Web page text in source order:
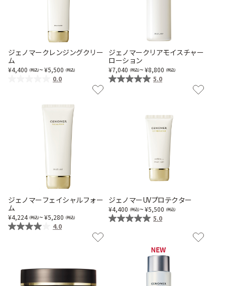
シミ・そばかす ゆるみ・ハリ
お悩みから探す TOP
ジェノマークレンジングクリー
ム
4,400 ~ 5,500
0.0
ジェノマークリアモイスチャー
ローション
7,040 ~ 8,800
5.0
ジェノマーフェイシャルフォー
ム
4,224 ~ 5,280
4.0
ジェノマーUVプロテクター
4,400 ~ 5,500
5.0